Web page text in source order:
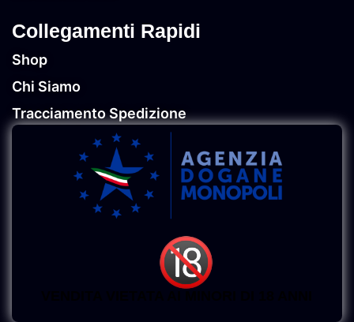
Collegamenti Rapidi
Shop
Chi Siamo
Tracciamento Spedizione